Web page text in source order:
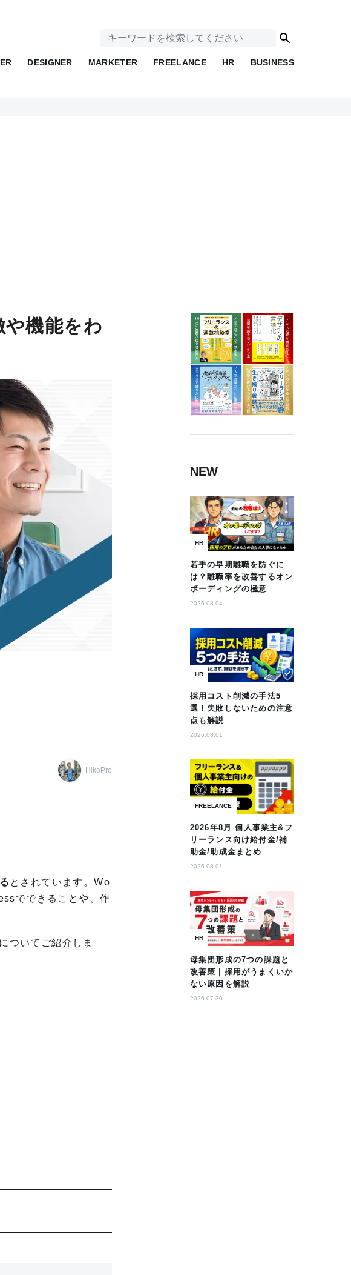
DESIGNER MARKETER FREELANCE HR BUSINESS
や機能をわ
HikoPro
とされています。Wo
でできることや、作
ついてご紹介しま
NEW
HR
若手の早期離職を防ぐに
は？離職率を改善するオン
ボーディングの極意
2026.08.04
HR
採用コスト削減の手法5
選！失敗しないための注意
点も解説
2026.08.01
FREELANCE
2026年8月 個人事業主&フ
リーランス向け給付金/補
助金/助成金まとめ
2026.08.01
HR
母集団形成の7つの課題と
改善策｜採用がうまくいか
ない原因を解説
2026.07.30